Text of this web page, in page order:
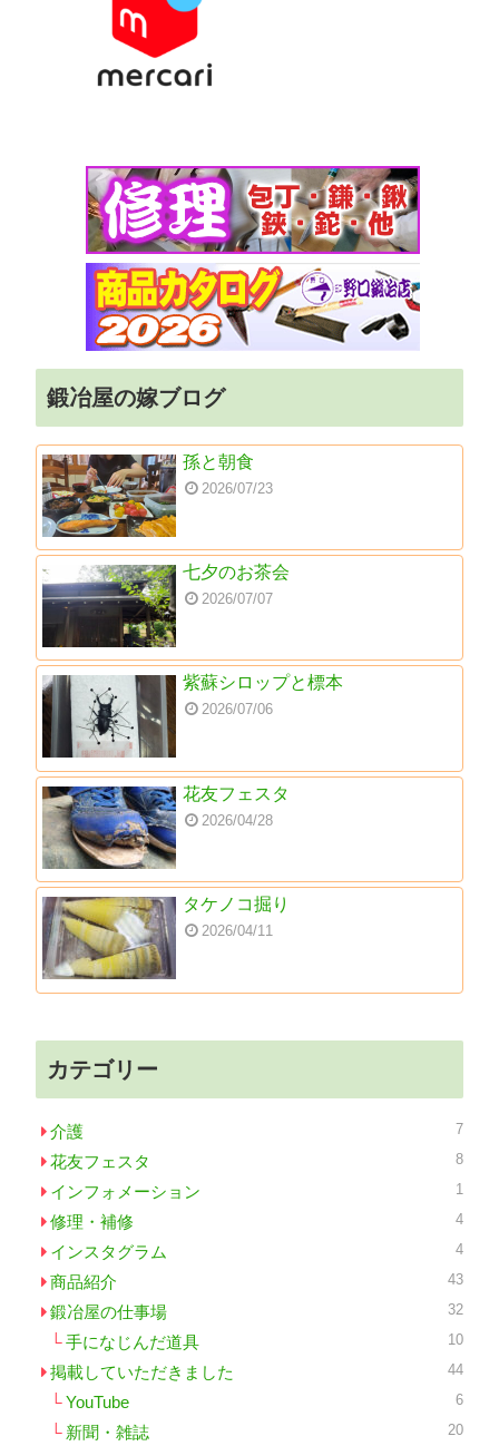
鍛冶屋の嫁ブログ
孫と朝食
2026/07/23
七夕のお茶会
2026/07/07
紫蘇シロップと標本
2026/07/06
花友フェスタ
2026/04/28
タケノコ掘り
2026/04/11
カテゴリー
介護 7
花友フェスタ 8
インフォメーション 1
修理・補修 4
インスタグラム 4
商品紹介 43
鍛冶屋の仕事場 32
手になじんだ道具 10
掲載していただきました 44
YouTube 6
新聞・雑誌 20